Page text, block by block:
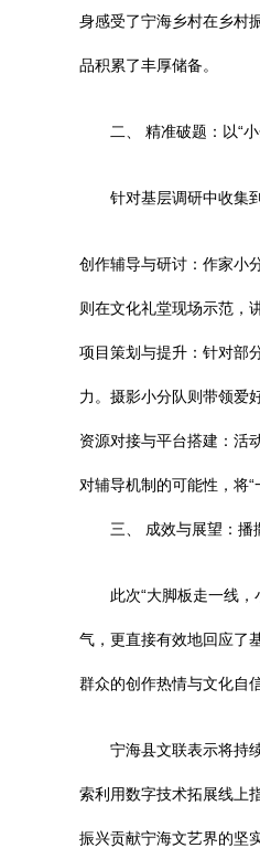
身感受了宁海乡村在乡村
品积累了丰厚储备。
二、 精准破题：以“
针对基层调研中收集
创作辅导与研讨：作家小
则在文化礼堂现场示范，
项目策划与提升：针对部
力。摄影小分队则带领爱
资源对接与平台搭建：活
对辅导机制的可能性，将“
三、 成效与展望：播
此次“大脚板走一线
气，更直接有效地回应了
群众的创作热情与文化自信
宁海县文联表示将持
索利用数字技术拓展线上
振兴贡献宁海文艺界的坚